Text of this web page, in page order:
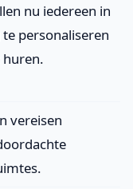
nu iedereen in
personaliseren
vereisen